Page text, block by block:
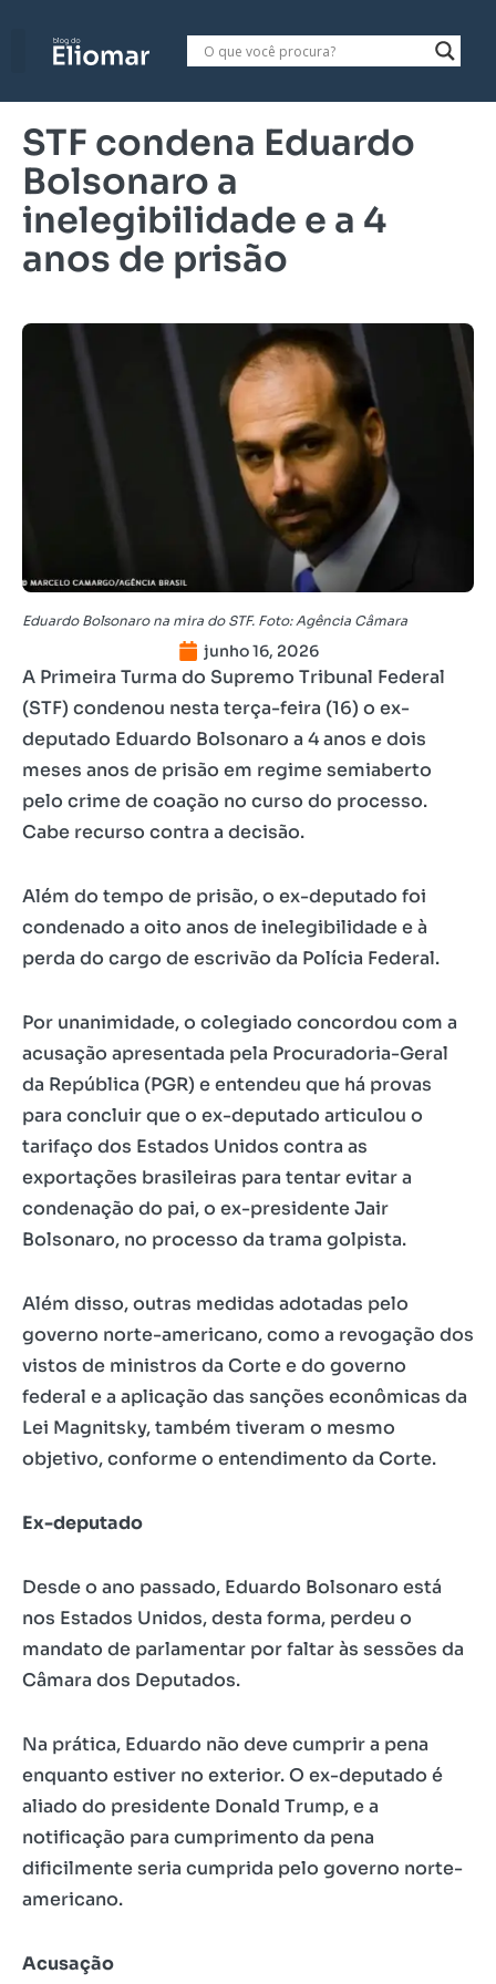
STF condena Eduardo
Bolsonaro a
inelegibilidade e a 4
anos de prisão
Eduardo Bolsonaro na mira do STF. Foto: Agência Câmara
junho 16, 2026
A Primeira Turma do Supremo Tribunal Federal
(STF) condenou nesta terça-feira (16) o ex-
deputado Eduardo Bolsonaro a 4 anos e dois
meses anos de prisão em regime semiaberto
pelo crime de coação no curso do processo.
Cabe recurso contra a decisão.
Além do tempo de prisão, o ex-deputado foi
condenado a oito anos de inelegibilidade e à
perda do cargo de escrivão da Polícia Federal.
Por unanimidade, o colegiado concordou com a
acusação apresentada pela Procuradoria-Geral
da República (PGR) e entendeu que há provas
para concluir que o ex-deputado articulou o
tarifaço dos Estados Unidos contra as
exportações brasileiras para tentar evitar a
condenação do pai, o ex-presidente Jair
Bolsonaro, no processo da trama golpista.
Além disso, outras medidas adotadas pelo
governo norte-americano, como a revogação dos
vistos de ministros da Corte e do governo
federal e a aplicação das sanções econômicas da
Lei Magnitsky, também tiveram o mesmo
objetivo, conforme o entendimento da Corte.
Ex-deputado
Desde o ano passado, Eduardo Bolsonaro está
nos Estados Unidos, desta forma, perdeu o
mandato de parlamentar por faltar às sessões da
Câmara dos Deputados.
Na prática, Eduardo não deve cumprir a pena
enquanto estiver no exterior. O ex-deputado é
aliado do presidente Donald Trump, e a
notificação para cumprimento da pena
dificilmente seria cumprida pelo governo norte-
americano.
Acusação